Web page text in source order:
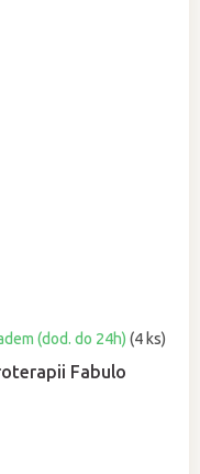
Fabulo
(dod. do 24h) (4 ks)